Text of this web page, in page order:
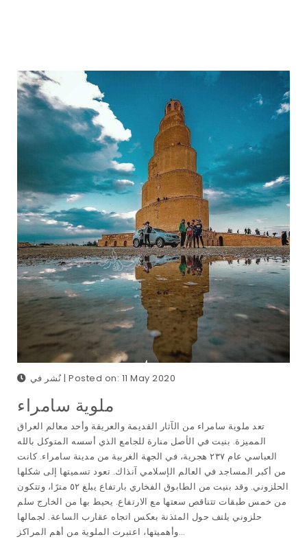
نُشر في | Posted on: 11 May 2020
ﻣﻠﻮﻳﺔ ﺳﺎﻣﺮاء
تعد ملوية سامراء من الآثار القديمة والعريقة وأحد معالم العراق
المميزة. بنيت في الأصل منارة للجامع الذي أسسه المتوكل بالله
العباسي عام ٢٣٧ هجرية، في الجهة الغربية من مدينة سامراء. كانت
من أكبر المساجد في العالم الإسلامي آنذاك. تعود تسميتها إلى شكلها
الحلزوني. وقد بنيت من الطابوق الفخاري بارتفاع يبلغ ٥٢ مترًا، وتتكون
من خمس طبقات تتناقص سعتها مع الارتفاع. يحيط بها من الخارج سلم
حلزوني يلتف حول المئذنة بعكس اتجاه عقارب الساعة. لجمالها
وأهميتها، اعتبرت الملوية من أهم المراكز…